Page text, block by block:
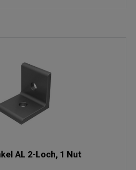
AL 2-Loch, 1 Nut